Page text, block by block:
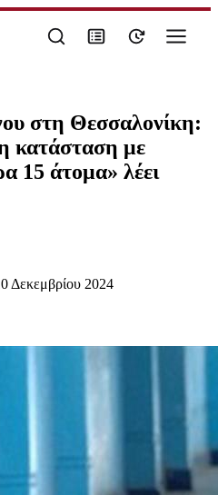
στη Θεσσαλονίκη:
κατάσταση με
15 άτομα» λέει
Δεκεμβρίου 2024